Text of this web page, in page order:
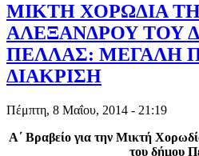
ΜΙΚΤΗ ΧΟΡΩΔΙΑ
ΑΛΕΞΑΝΔΡΟΥ ΤΟΥ
ΠΕΛΛΑΣ: ΜΕΓΑΛΗ
ΔΙΑΚΡΙΣΗ
Πέμπτη, 8 Μαΐου, 2014 - 21:19
Α΄ Βραβείο για την Μικτή
του δήμου